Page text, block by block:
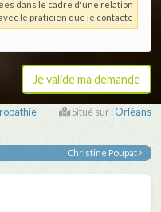
dans le cadre d'une relation
le praticien que je contacte
Situé sur :Orléans
Christine Poupat